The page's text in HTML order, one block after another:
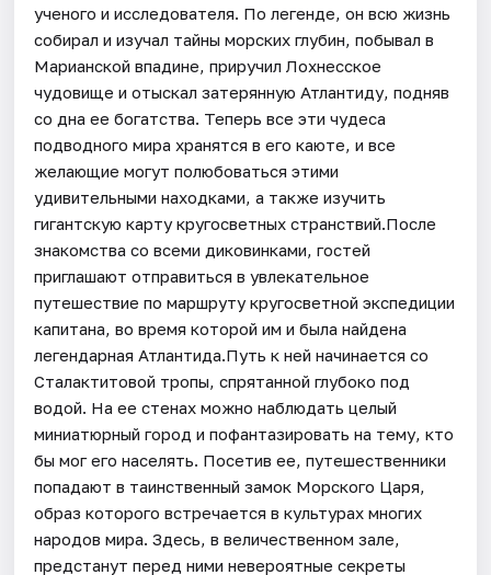
ученого и исследователя. По легенде, он всю жизнь
собирал и изучал тайны морских глубин, побывал в
Марианской впадине, приручил Лохнесское
чудовище и отыскал затерянную Атлантиду, подняв
со дна ее богатства. Теперь все эти чудеса
подводного мира хранятся в его каюте, и все
желающие могут полюбоваться этими
удивительными находками, а также изучить
гигантскую карту кругосветных странствий.После
знакомства со всеми диковинками, гостей
приглашают отправиться в увлекательное
путешествие по маршруту кругосветной экспедиции
капитана, во время которой им и была найдена
легендарная Атлантида.Путь к ней начинается со
Сталактитовой тропы, спрятанной глубоко под
водой. На ее стенах можно наблюдать целый
миниатюрный город и пофантазировать на тему, кто
бы мог его населять. Посетив ее, путешественники
попадают в таинственный замок Морского Царя,
образ которого встречается в культурах многих
народов мира. Здесь, в величественном зале,
предстанут перед ними невероятные секреты